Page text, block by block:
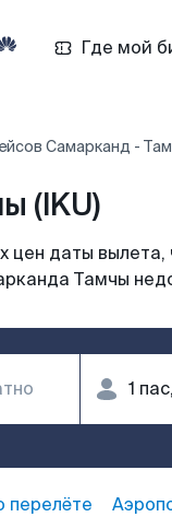
Где мой
Самарканд -
(IKU)
цен даты вылета,
Тамчы
перелёте